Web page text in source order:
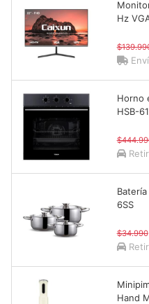
Hz
Horno
HSB-
6SS
$34.990
Hand